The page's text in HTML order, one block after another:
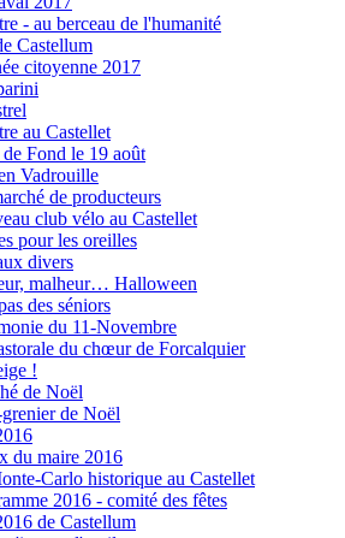
- au berceau de l'humanité
Castellum
citoyenne 2017
au Castellet
Fond le 19 août
Vadrouille
de producteurs
club vélo au Castellet
pour les oreilles
divers
malheur… Halloween
des séniors
du 11-Novembre
du chœur de Forcalquier
!
de Noël
de Noël
du maire 2016
Carlo historique au Castellet
2016 - comité des fêtes
de Castellum